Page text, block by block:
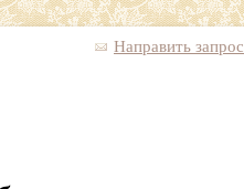
Направить запрос